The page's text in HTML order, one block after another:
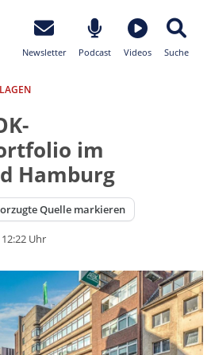
Newsletter Podcast Videos Suche
im
Hamburg
Quelle markieren
Uhr